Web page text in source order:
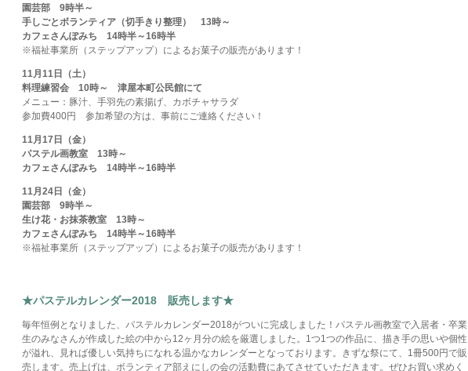
園芸部 9時半～
手しごとボランティア（切手きり整理） 13時～
カフェさんぽみち 14時半～16時半
※福祉事業所（ステップアップ）によるお菓子の販売があります！
11月11日（土）
料理練習会 10時～ 津屋本町公民館にて
メニュー：豚汁、手羽先の素揚げ、カボチャサラダ
参加費400円 参加希望の方は、事前にご連絡ください！
11月17日（金）
パステル画教室 13時～
カフェさんぽみち 14時半～16時半
11月24日（金）
園芸部 9時半～
生け花・お抹茶教室 13時～
カフェさんぽみち 14時半～16時半
※福祉事業所（ステップアップ）によるお菓子の販売があります！
★パステルカレンダー2018 販売します★
毎年恒例となりました、パステルカレンダー2018がついに完成しました！パステル画教室で入居者・卒業
生のみなさんが作成した絵の中から12ヶ月分の絵を厳選しました。1つ1つの作品に、描き手の思いや個性
が溢れ、見れば優しい気持ちになれる温かなカレンダーとなっております。きずな祭にて、1冊500円で販
売します。売上げは、ボランティア部えにしの会の活動費にあてさせていただきます。ぜひお買い求めく